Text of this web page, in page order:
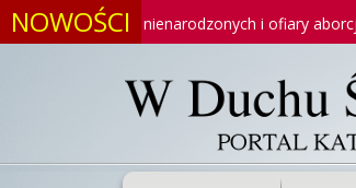
NOWOŚCI
za nienarodzonych i ofiary aborcji